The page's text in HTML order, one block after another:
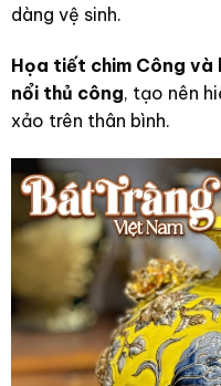
dàng vệ sinh.
Họa tiết chim Công và
nổi thủ công, tạo nên
xảo trên thân bình.